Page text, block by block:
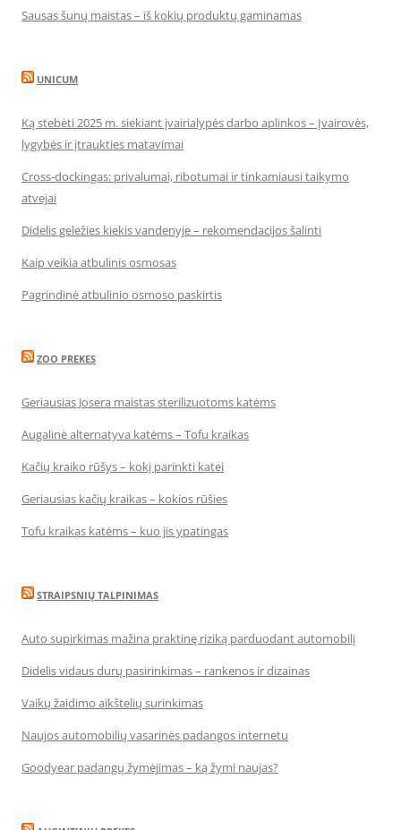
Sausas šunų maistas – iš kokių produktų gaminamas
UNICUM
Ką stebėti 2025 m. siekiant įvairialypės darbo aplinkos – Įvairovės,
lygybės ir įtraukties matavimai
Cross-dockingas: privalumai, ribotumai ir tinkamiausi taikymo
atvejai
Didelis geležies kiekis vandenyje – rekomendacijos šalinti
Kaip veikia atbulinis osmosas
Pagrindinė atbulinio osmoso paskirtis
ZOO PREKES
Geriausias Josera maistas sterilizuotoms katėms
Augalinė alternatyva katėms – Tofu kraikas
Kačių kraiko rūšys – kokį parinkti katei
Geriausias kačių kraikas – kokios rūšies
Tofu kraikas katėms – kuo jis ypatingas
STRAIPSNIŲ TALPINIMAS
Auto supirkimas mažina praktinę riziką parduodant automobilį
Didelis vidaus durų pasirinkimas – rankenos ir dizainas
Vaikų žaidimo aikštelių surinkimas
Naujos automobilių vasarinės padangos internetu
Goodyear padangų žymėjimas – ką žymi naujas?